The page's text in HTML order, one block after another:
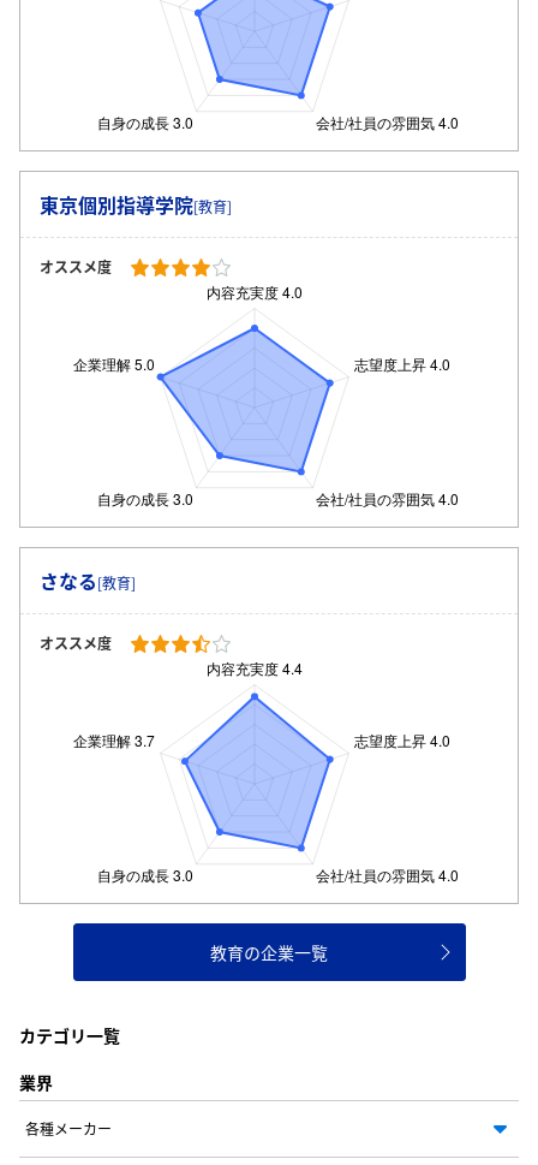
東京個別指導学院[教育]
オススメ度
さなる[教育]
オススメ度
教育の企業一覧
カテゴリ一覧
業界
各種メーカー